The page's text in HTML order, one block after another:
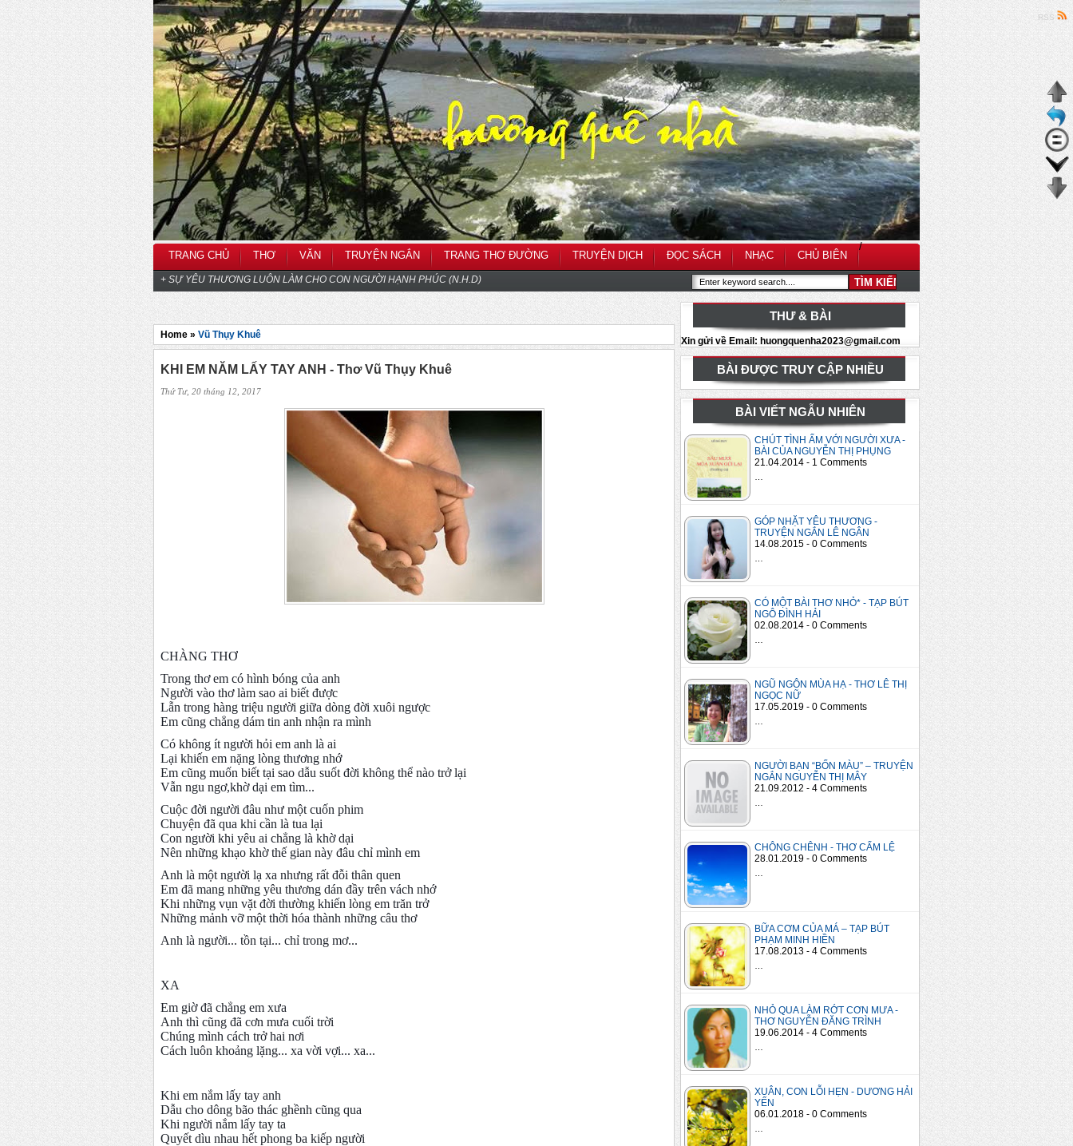
TRANG CHỦ THƠ VĂN TRUYỆN NGẮN TRANG THƠ ĐƯỜNG TRUYỆN DỊCH
/
ĐỌC SÁCH NHẠC CHỦ BIÊN
+ SỰ YÊU THƯƠNG LUÔN LÀM CHO CON NGƯỜI HẠNH PHÚC (N.H.D)
RSS
THƯ & BÀI
Xin gửi về Email: huongquenha2023@gmail.com
BÀI ĐƯỢC TRUY CẬP NHIỀU
BÀI VIẾT NGẪU NHIÊN
CHÚT TÌNH ẤM VỚI NGƯỜI XƯA -
BÀI CỦA NGUYỄN THỊ PHỤNG
21.04.2014 - 1 Comments
GÓP NHẶT YÊU THƯƠNG -
TRUYỆN NGẮN LÊ NGÂN
14.08.2015 - 0 Comments
CÓ MỘT BÀI THƠ NHỎ* - TẠP BÚT
NGÔ ĐÌNH HẢI
02.08.2014 - 0 Comments
NGŨ NGÔN MÙA HẠ - THƠ LÊ THỊ
NGỌC NỮ
17.05.2019 - 0 Comments
NGƯỜI BẠN “BỐN MÀU” – TRUYỆN
NGẮN NGUYỄN THỊ MÂY
21.09.2012 - 4 Comments
CHÔNG CHÊNH - THƠ CẨM LỆ
28.01.2019 - 0 Comments
BỮA CƠM CỦA MÁ – TẠP BÚT
PHẠM MINH HIỀN
17.08.2013 - 4 Comments
NHỎ QUA LÀM RỚT CƠN MƯA -
THƠ NGUYỄN ĐĂNG TRÌNH
19.06.2014 - 4 Comments
XUÂN, CON LỖI HẸN - DƯƠNG HẢI
YẾN
06.01.2018 - 0 Comments
Home » Vũ Thụy Khuê
KHI EM NĂM LẤY TAY ANH - Thơ Vũ Thụy Khuê
Thứ Tư, 20 tháng 12, 2017
CHÀNG THƠ
Trong thơ em có hình bóng của anh
Người vào thơ làm sao ai biết được
Lẫn trong hàng triệu người giữa dòng đời xuôi ngược
Em cũng chẳng dám tin anh nhận ra mình
Có không ít người hỏi em anh là ai
Lại khiến em nặng lòng thương nhớ
Em cũng muốn biết tại sao dẫu suốt đời không thể nào trở lại
Vẫn ngu ngơ,khờ dại em tìm...
Cuộc đời người đâu như một cuốn phim
Chuyện đã qua khi cần là tua lại
Con người khi yêu ai chẳng là khờ dại
Nên những khạo khờ thế gian này đâu chỉ mình em
Anh là một người lạ xa nhưng rất đỗi thân quen
Em đã mang những yêu thương dán đầy trên vách nhớ
Khi những vụn vặt đời thường khiến lòng em trăn trở
Những mảnh vỡ một thời hóa thành những câu thơ
Anh là người... tồn tại... chỉ trong mơ...
XA
Em giờ đã chẳng em xưa
Anh thì cũng đã cơn mưa cuối trời
Chúng mình cách trở hai nơi
Cách luôn khoảng lặng... xa vời vợi... xa...
Khi em nắm lấy tay anh
Dẫu cho dông bão thác ghềnh cũng qua
Khi người nắm lấy tay ta
Quyết dìu nhau hết phong ba kiếp người